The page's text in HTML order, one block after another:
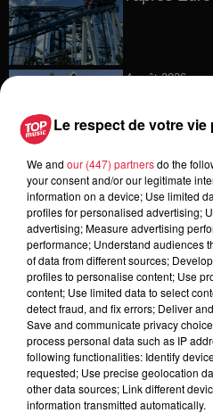
4 août 2026
Vélos
meilleures
4 août 2026
Bischheim :
4 août 2026
voilà
Le respect de votre
We and our (447) partnersdo the
your consent and/or our legitimate
information on a device; Use limited
profiles for personalised advertising;
advertising; Measure advertising
performance; Understand audiences
of data from different sources;
profiles to personalise content; Use
content; Use limited data to select
detect fraud, and fix errors; Deliver
Save and communicate privacy
process personal data such as IP
following functionalities: Identify
requested; Use precise geolocation
other data sources; Link different
information transmitted automatically.